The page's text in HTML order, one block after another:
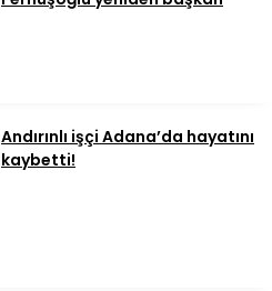
Andırınlı işçi Adana’da hayatını
kaybetti!